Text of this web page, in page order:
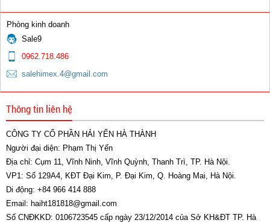
Phòng kinh doanh
Sale9
0962.718.486
salehimex.4@gmail.com
Thông tin liên hệ
CÔNG TY CỔ PHẦN HẢI YẾN HÀ THÀNH
Người đại diện: Phạm Thị Yến
Địa chỉ: Cụm 11, Vĩnh Ninh, Vĩnh Quỳnh, Thanh Trì, TP. Hà Nội.
VP1: Số 129A4, KĐT Đại Kim, P. Đại Kim, Q. Hoàng Mai, Hà Nội.
Di động: +84 966 414 888
Email: haiht181818@gmail.com
Số CNĐKKD: 0106723545 cấp ngày 23/12/2014 của Sở KH&ĐT TP. Hà